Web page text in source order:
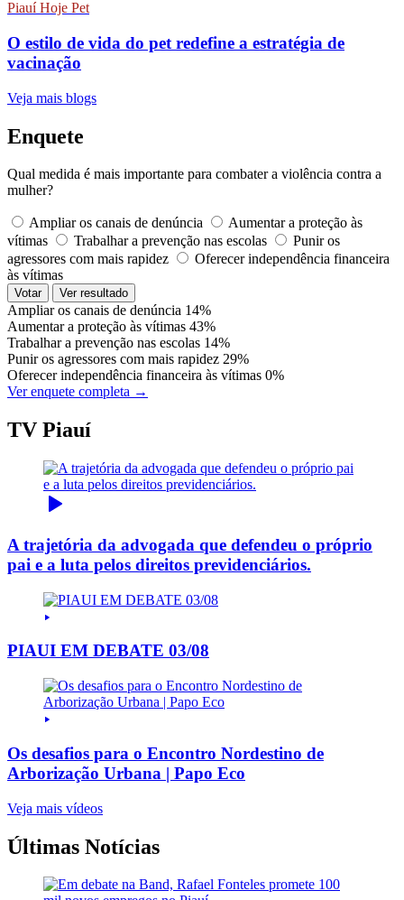
Piauí Hoje Pet
O estilo de vida do pet redefine a estratégia de
vacinação
Veja mais blogs
Enquete
Qual medida é mais importante para combater a violência contra a
mulher?
Ampliar os canais de denúncia
Aumentar a proteção às
vítimas
Trabalhar a prevenção nas escolas
Punir os
agressores com mais rapidez
Oferecer independência financeira
às vítimas
Votar Ver resultado
Ampliar os canais de denúncia 14%
Aumentar a proteção às vítimas 43%
Trabalhar a prevenção nas escolas 14%
Punir os agressores com mais rapidez 29%
Oferecer independência financeira às vítimas 0%
Ver enquete completa →
TV Piauí
A trajetória da advogada que defendeu o próprio
pai e a luta pelos direitos previdenciários.
PIAUI EM DEBATE 03/08
Os desafios para o Encontro Nordestino de
Arborização Urbana | Papo Eco
Veja mais vídeos
Últimas Notícias